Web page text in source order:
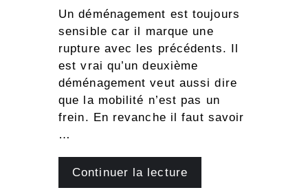
Un déménagement est toujours
sensible car il marque une
rupture avec les précédents. Il
est vrai qu’un deuxième
déménagement veut aussi dire
que la mobilité n’est pas un
frein. En revanche il faut savoir
…
Continuer la lecture